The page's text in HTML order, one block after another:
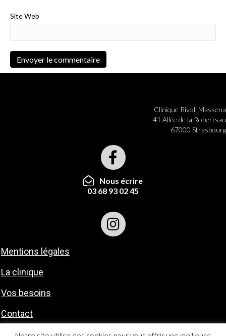
Site Web
Clinique Rivoli Massena
41 Allée de la Robertsau
67000 Strasbourg
Nous écrire
03 68 93 02 45
Mentions légales
La clinique
Vos besoins
Contact